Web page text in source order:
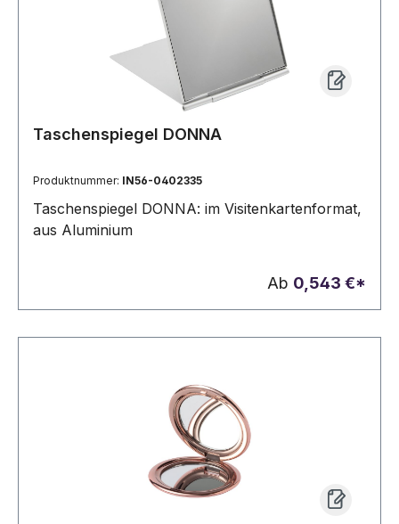
Taschenspiegel DONNA
Produktnummer: IN56-0402335
Taschenspiegel DONNA: im Visitenkartenformat,
aus Aluminium
Ab 0,543 €*